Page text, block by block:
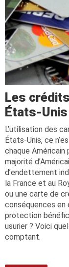
Les
États-Unis
L’utilisation des
États-Unis, ce
chaque
majorité
d’endettement
la France et au
ou une carte de
conséquences en
protection
usurier ? Voici
comptant.